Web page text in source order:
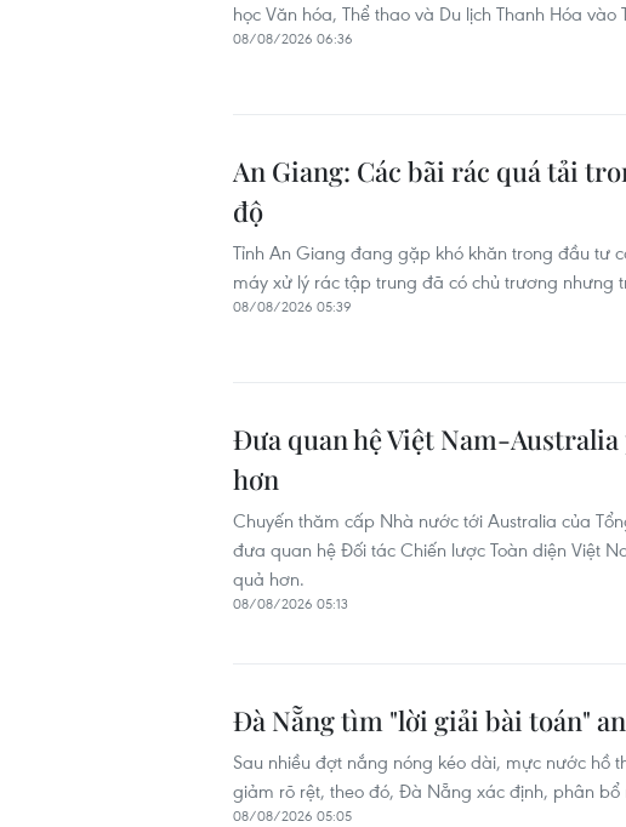
học Văn hóa, Thể thao và Du lịch Thanh Hóa
08/08/2026 06:36
An Giang: Các bãi rác quá tải
độ
Tỉnh An Giang đang gặp khó khăn trong đầu tư
máy xử lý rác tập trung đã có chủ trương nhưng
08/08/2026 05:39
Đưa quan hệ Việt Nam-
hơn
Chuyến thăm cấp Nhà nước tới Australia của
đưa quan hệ Đối tác Chiến lược Toàn diện Việt
quả hơn.
08/08/2026 05:13
Đà Nẵng tìm "lời giải bài toán"
Sau nhiều đợt nắng nóng kéo dài, mực nước hồ
giảm rõ rệt, theo đó, Đà Nẵng xác định, phân
08/08/2026 05:05